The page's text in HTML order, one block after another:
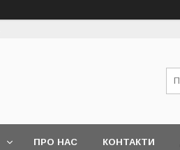
ПРО НАС КОНТАКТИ